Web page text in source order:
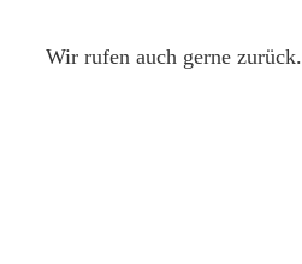
Wir rufen auch gerne zurück.